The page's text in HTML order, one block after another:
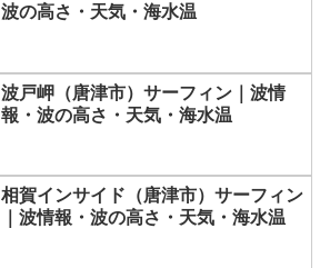
波の高さ・天気・海水温
波戸岬（唐津市）サーフィン｜波情
報・波の高さ・天気・海水温
相賀インサイド（唐津市）サーフィン
｜波情報・波の高さ・天気・海水温